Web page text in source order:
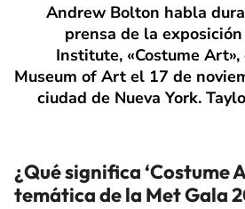
Andrew Bolton habla
prensa de la
Institute, «Costume
Museum of Art el 17 de
ciudad de Nueva York.
¿Qué significa ‘Costume
temática de la Met Gala